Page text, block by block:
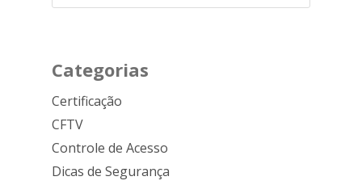
Categorias
Certificação
CFTV
Controle de Acesso
Dicas de Segurança